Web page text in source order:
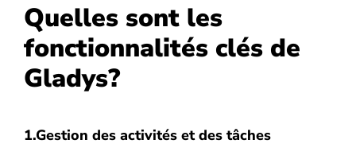
Quelles sont les
fonctionnalités clés de
Gladys?
1.Gestion des activités et des tâches